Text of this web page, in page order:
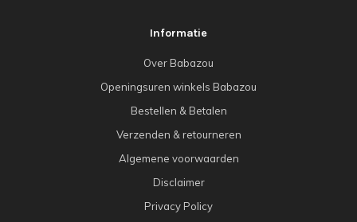
Informatie
Over Babazou
Openingsuren winkels Babazou
Bestellen & Betalen
Verzenden & retourneren
Algemene voorwaarden
Disclaimer
Privacy Policy